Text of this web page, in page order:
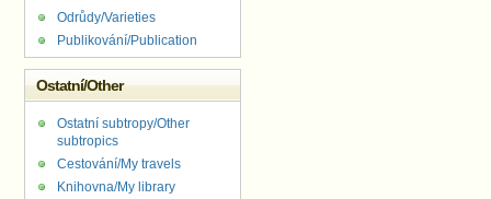
Odrůdy/Varieties
Publikování/Publication
Ostatní/Other
Ostatní subtropy/Other
subtropics
Cestování/My travels
Knihovna/My library